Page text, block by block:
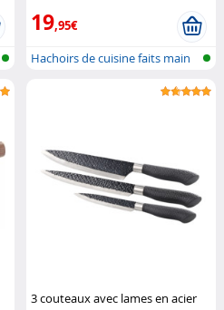
19,95€
Hachoirs de cuisine faits main
3 couteaux avec lames en acier